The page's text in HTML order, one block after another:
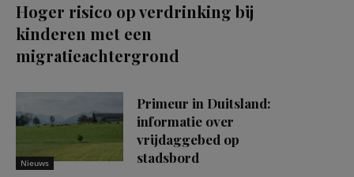
Hoger risico op verdrinking bij
kinderen met een
migratieachtergrond
Nieuws
Primeur in Duitsland:
informatie over
vrijdaggebed op
stadsbord